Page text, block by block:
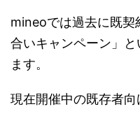
mineoでは過去に既契
合いキャンペーン」
ます。
現在開催中の既存者